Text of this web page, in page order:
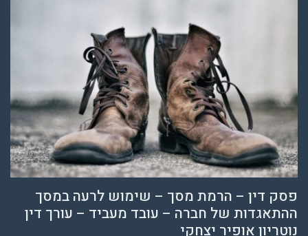
פסק דין – הרמת מסך – שימוש לרעה במסך
ההתאגדות של חברה – עובד מעביד – עורך דין
נוטריון אופיר יצחקי